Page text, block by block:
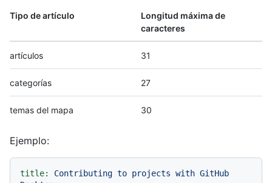
Tipo de artículo
Longitud máxima de
caracteres
artículos 31
categorías 27
temas del mapa 30
Ejemplo:
title: Contributing to projects with GitHub